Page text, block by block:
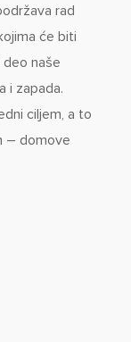
rad
će biti
naše
i zapada.
ciljem, a to
– domove